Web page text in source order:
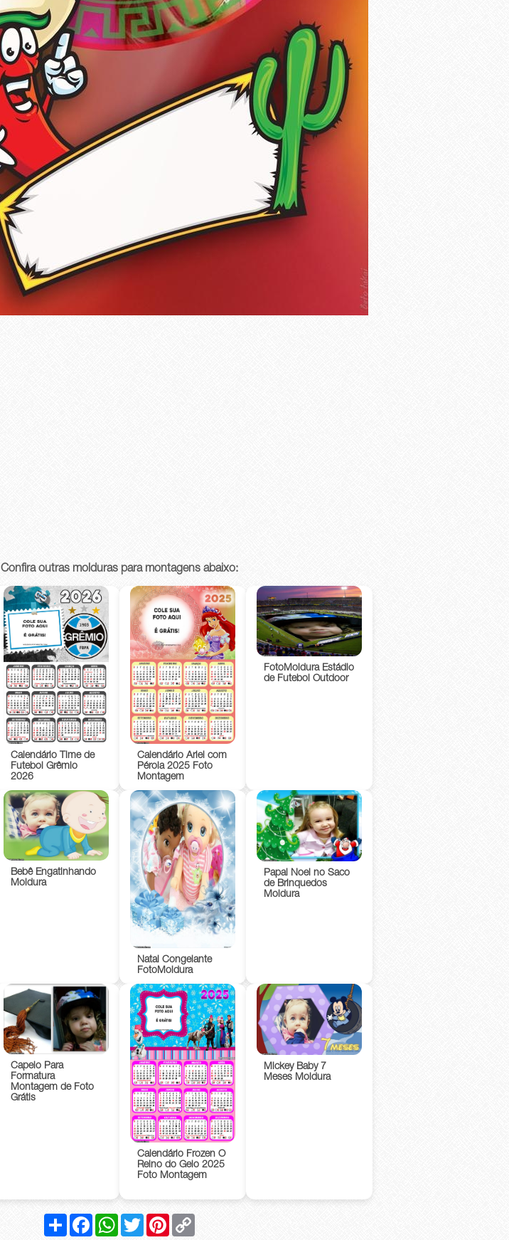
Confira outras molduras para montagens abaixo:
Calendário Time de
Futebol Grêmio
2026
Calendário Ariel com
Pérola 2025 Foto
Montagem
FotoMoldura Estádio
de Futebol Outdoor
Bebê Engatinhando
Moldura
Natal Congelante
FotoMoldura
Papai Noel no Saco
de Brinquedos
Moldura
Capelo Para
Formatura
Montagem de Foto
Grátis
Calendário Frozen O
Reino do Gelo 2025
Foto Montagem
Mickey Baby 7
Meses Moldura
Compartilhar
FacebookWhatsApp
TwitterPinterestCopy